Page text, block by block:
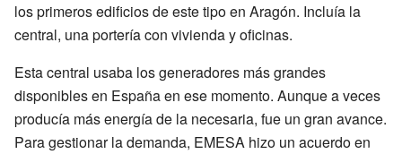
los primeros edificios de este tipo en Aragón. Incluía la
central, una portería con vivienda y oficinas.
Esta central usaba los generadores más grandes
disponibles en España en ese momento. Aunque a veces
producía más energía de la necesaria, fue un gran avance.
Para gestionar la demanda, EMESA hizo un acuerdo en